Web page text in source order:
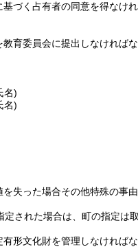
づく占有者の同意を得なけれ
育委員会に提出しなければな
名)
名)
失った場合その他特殊の事
された場合は、町の指定は
形文化財を管理しなければな